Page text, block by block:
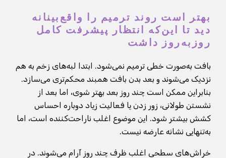
بهتر است روند ترمیم را واقع‌بینانه
دید تا این‌که انتظار پیشرفت کامل
روزبه‌روز داشت
بافت به‌صورت خطی ترمیم نمی‌شود. ابتدا لبه‌های زخم به هم
نزدیک می‌شوند و بعد بدن بافت همبند محکم‌تری می‌سازد.
بنابراین ممکن است چند روز بعد بهتر شوی، اما بعد از
نشستن طولانی، زور زدن یا فعالیت زیاد دوباره احساس
کشش بیشتر شود. این موضوع اغلب ناراحت‌کننده است، اما
به‌تنهایی نشانه عارضه نیست.
خراش‌های سطحی اغلب ظرف چند روز آرام می‌شوند. در